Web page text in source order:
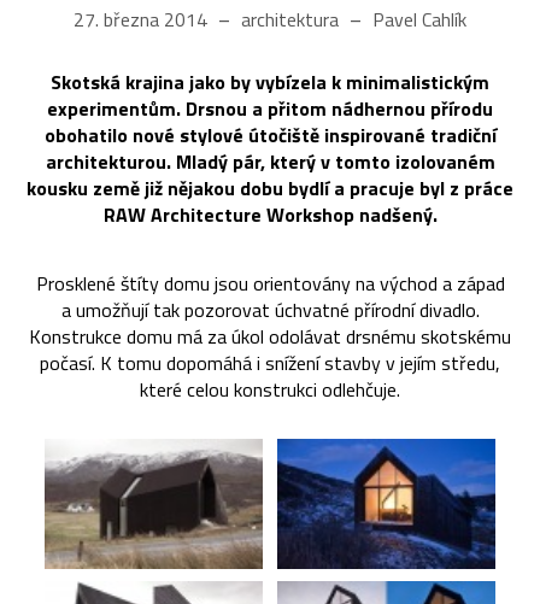
27. března 2014 architektura Pavel Cahlík
Skotská krajina jako by vybízela k minimalistickým
experimentům. Drsnou a přitom nádhernou přírodu
obohatilo nové stylové útočiště inspirované tradiční
architekturou. Mladý pár, který v tomto izolovaném
kousku země již nějakou dobu bydlí a pracuje byl z práce
RAW Architecture Workshop nadšený.
Prosklené štíty domu jsou orientovány na východ a západ
a umožňují tak pozorovat úchvatné přírodní divadlo.
Konstrukce domu má za úkol odolávat drsnému skotskému
počasí. K tomu dopomáhá i snížení stavby v jejím středu,
které celou konstrukci odlehčuje.